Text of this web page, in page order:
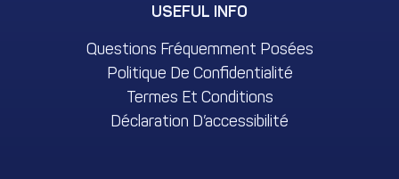
USEFUL INFO
Questions Fréquemment Posées
Politique De Confidentialité
Termes Et Conditions
Déclaration D’accessibilité